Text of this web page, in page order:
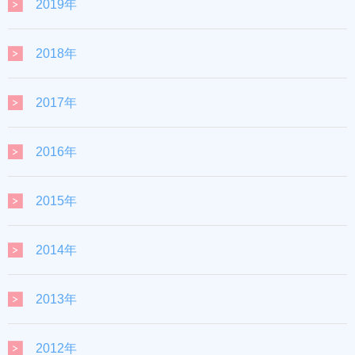
2019年
2018年
2017年
2016年
2015年
2014年
2013年
2012年